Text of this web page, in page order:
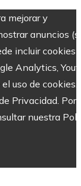
mejorar y
anuncios
incluir cookies
Analytics,
uso de cookies.
Privacidad. Por
nuestra